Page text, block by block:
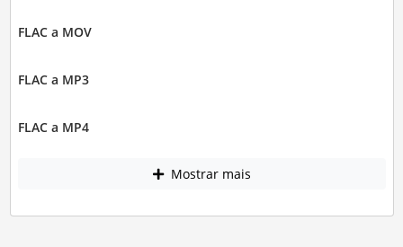
FLAC a MOV
FLAC a MP3
FLAC a MP4
Mostrar mais